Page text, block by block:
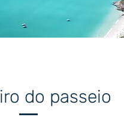
do passeio